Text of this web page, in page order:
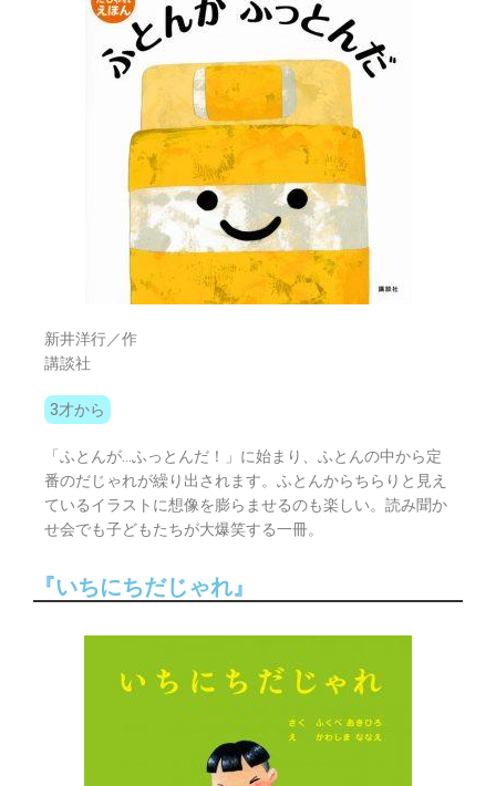
新井洋行／作
講談社
3才から
「ふとんが…ふっとんだ！」に始まり、ふとんの中から定
番のだじゃれが繰り出されます。ふとんからちらりと見え
ているイラストに想像を膨らませるのも楽しい。読み聞か
せ会でも子どもたちが大爆笑する一冊。
『いちにちだじゃれ』